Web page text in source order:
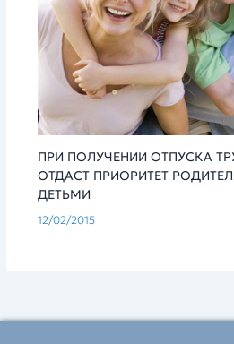
ПРИ ПОЛУЧЕНИИ ОТПУСКА
ОТДАСТ ПРИОРИТЕТ
ДЕТЬМИ
12/02/2015